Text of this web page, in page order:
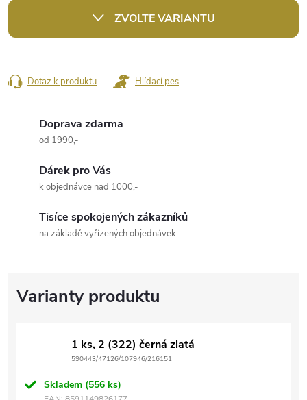
cena:
ZVOLTE VARIANTU
Dotaz k produktu Hlídací pes
Doprava zdarma
od 1990,-
Dárek pro Vás
k objednávce nad 1000,-
Tisíce spokojených zákazníků
na základě vyřízených objednávek
1 ks, 2 (322) černá zlatá
590443/47126/107946/216151
Skladem (556 ks)